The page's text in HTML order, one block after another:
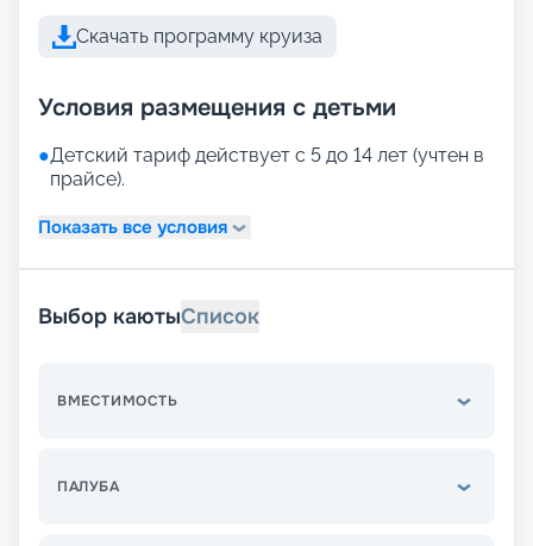
Скачать программу круиза
Условия размещения с детьми
●Детский тариф действует с 5 до 14 лет (учтен в
прайсе).
Показать все условия
Выбор каютыСписок
ВМЕСТИМОСТЬ
ПАЛУБА